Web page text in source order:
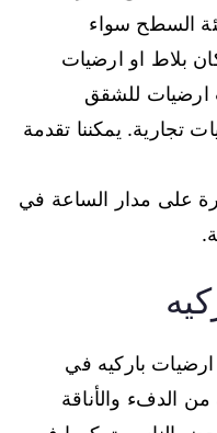
السطح سواء
بلاط او ارضيات
ارضيات للشقق
تجارية. يمكننا تقدمة
على مدار الساعة في
باركيه في
الدفء والأناقة